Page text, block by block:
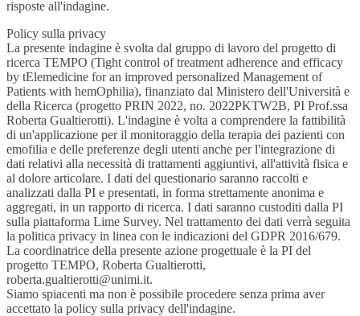
risposte all'indagine.
Policy sulla privacy
La presente indagine è svolta dal gruppo di lavoro del progetto di
ricerca TEMPO (Tight control of treatment adherence and efficacy
by tElemedicine for an improved personalized Management of
Patients with hemOphilia), finanziato dal Ministero dell'Università e
della Ricerca (progetto PRIN 2022, no. 2022PKTW2B, PI Prof.ssa
Roberta Gualtierotti). L'indagine è volta a comprendere la fattibilità
di un'applicazione per il monitoraggio della terapia dei pazienti con
emofilia e delle preferenze degli utenti anche per l'integrazione di
dati relativi alla necessità di trattamenti aggiuntivi, all'attività fisica e
al dolore articolare. I dati del questionario saranno raccolti e
analizzati dalla PI e presentati, in forma strettamente anonima e
aggregati, in un rapporto di ricerca. I dati saranno custoditi dalla PI
sulla piattaforma Lime Survey. Nel trattamento dei dati verrà seguita
la politica privacy in linea con le indicazioni del GDPR 2016/679.
La coordinatrice della presente azione progettuale è la PI del
progetto TEMPO, Roberta Gualtierotti,
roberta.gualtierotti@unimi.it.
Siamo spiacenti ma non è possibile procedere senza prima aver
accettato la policy sulla privacy dell'indagine.